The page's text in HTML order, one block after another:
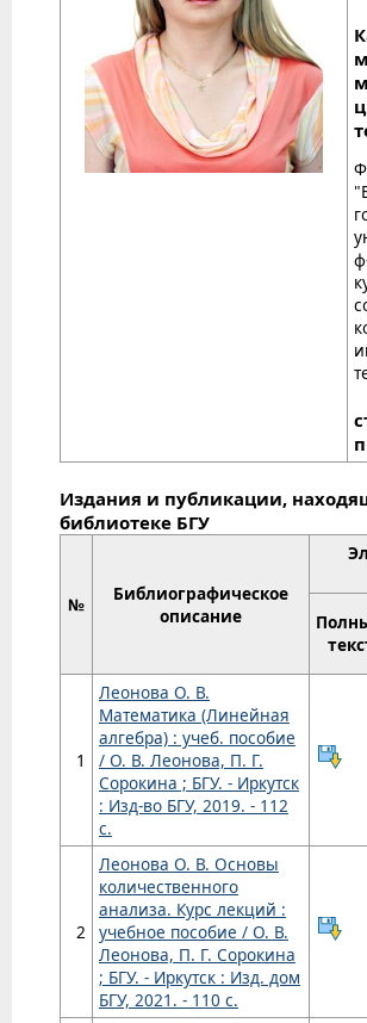
Издания и публикации,
библиотеке БГУ
№
Библиографическое
описание
1
Леонова О. В.
Математика (Линейная
алгебра) : учеб. пособие
/ О. В. Леонова, П. Г.
Сорокина ; БГУ. - Иркутск
: Изд-во БГУ, 2019. - 112
с.
2
Леонова О. В. Основы
количественного
анализа. Курс лекций :
учебное пособие / О. В.
Леонова, П. Г. Сорокина
; БГУ. - Иркутск : Изд. дом
БГУ, 2021. - 110 с.